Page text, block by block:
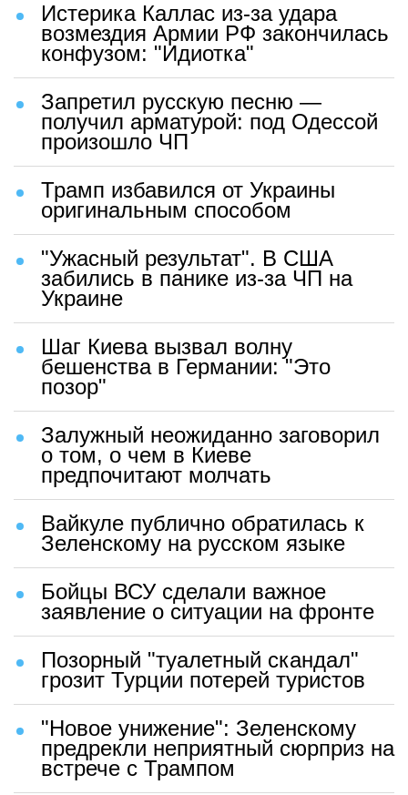
Истерика Каллас из-за удара
возмездия Армии РФ закончилась
конфузом: "Идиотка"
Запретил русскую песню —
получил арматурой: под Одессой
произошло ЧП
Трамп избавился от Украины
оригинальным способом
"Ужасный результат". В США
забились в панике из-за ЧП на
Украине
Шаг Киева вызвал волну
бешенства в Германии: "Это
позор"
Залужный неожиданно заговорил
о том, о чем в Киеве
предпочитают молчать
Вайкуле публично обратилась к
Зеленскому на русском языке
Бойцы ВСУ сделали важное
заявление о ситуации на фронте
Позорный "туалетный скандал"
грозит Турции потерей туристов
"Новое унижение": Зеленскому
предрекли неприятный сюрприз на
встрече с Трампом